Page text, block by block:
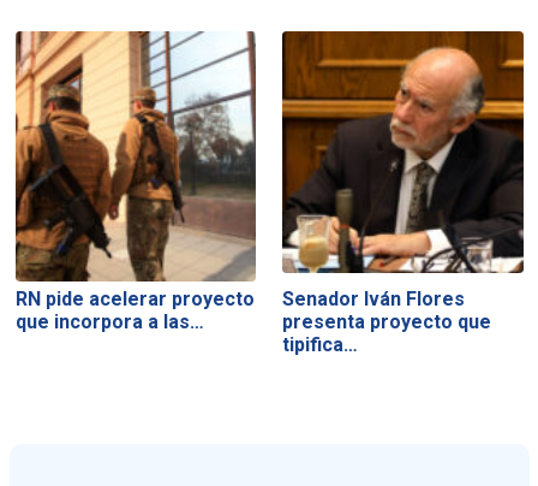
RN pide acelerar proyecto
que incorpora a las…
Senador Iván Flores
presenta proyecto que
tipifica…